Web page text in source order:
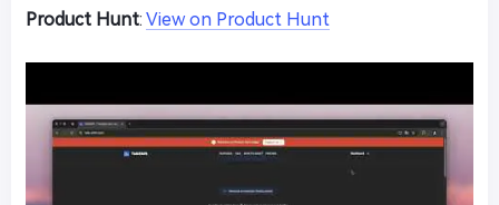
Product Hunt: View on Product Hunt